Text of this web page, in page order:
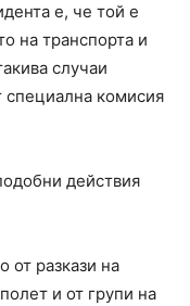
е, че той е
на транспорта и
случаи
специална комисия
действия
от разкази на
и от групи на